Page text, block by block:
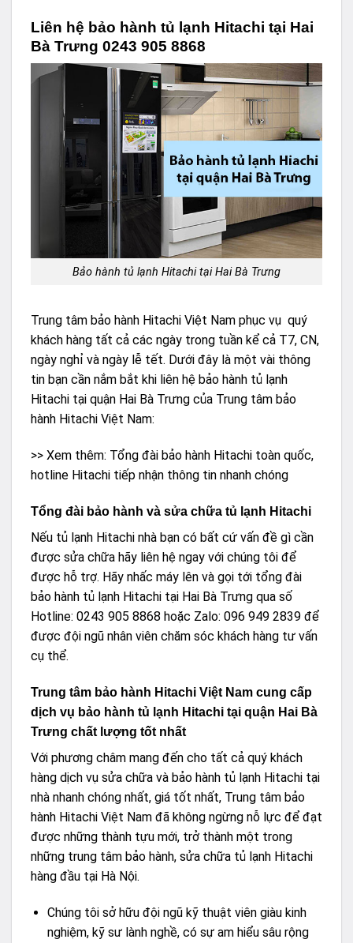
Liên hệ bảo hành tủ lạnh Hitachi tại Hai
Bà Trưng 0243 905 8868
Bảo hành tủ lạnh Hitachi tại Hai Bà Trưng
Trung tâm bảo hành Hitachi Việt Nam phục vụ quý
khách hàng tất cả các ngày trong tuần kể cả T7, CN,
ngày nghỉ và ngày lễ tết. Dưới đây là một vài thông
tin bạn cần nắm bắt khi liên hệ bảo hành tủ lạnh
Hitachi tại quận Hai Bà Trưng của Trung tâm bảo
hành Hitachi Việt Nam:
>> Xem thêm: Tổng đài bảo hành Hitachi toàn quốc,
hotline Hitachi tiếp nhận thông tin nhanh chóng
Tổng đài bảo hành và sửa chữa tủ lạnh Hitachi
Nếu tủ lạnh Hitachi nhà bạn có bất cứ vấn đề gì cần
được sửa chữa hãy liên hệ ngay với chúng tôi để
được hỗ trợ. Hãy nhấc máy lên và gọi tới tổng đài
bảo hành tủ lạnh Hitachi tại Hai Bà Trưng qua số
Hotline: 0243 905 8868 hoặc Zalo: 096 949 2839 để
được đội ngũ nhân viên chăm sóc khách hàng tư vấn
cụ thể.
Trung tâm bảo hành Hitachi Việt Nam cung cấp
dịch vụ bảo hành tủ lạnh Hitachi tại quận Hai Bà
Trưng chất lượng tốt nhất
Với phương châm mang đến cho tất cả quý khách
hàng dịch vụ sửa chữa và bảo hành tủ lạnh Hitachi tại
nhà nhanh chóng nhất, giá tốt nhất, Trung tâm bảo
hành Hitachi Việt Nam đã không ngừng nỗ lực để đạt
được những thành tựu mới, trở thành một trong
những trung tâm bảo hành, sửa chữa tủ lạnh Hitachi
hàng đầu tại Hà Nội.
Chúng tôi sở hữu đội ngũ kỹ thuật viên giàu kinh
nghiệm, kỹ sư lành nghề, có sự am hiểu sâu rộng